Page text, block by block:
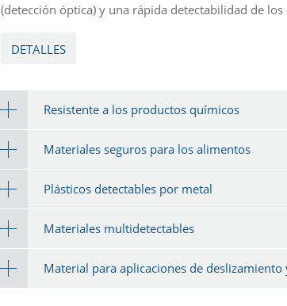
(detección óptica) y una rápida detectabilidad de
DETALLES
Resistente a los productos químicos
Materiales seguros para los alimentos
Plásticos detectables por metal
Materiales multidetectables
Material para aplicaciones de